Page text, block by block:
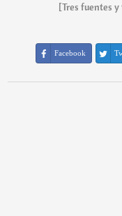
[Tres fuentes
Facebook